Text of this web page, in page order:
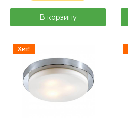
В корзину
Хит!